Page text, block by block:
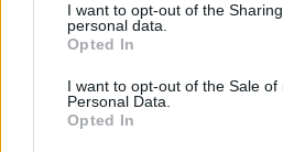
I want to opt-out of the
personal data.
Opted In
I want to opt-out of the Sale of
Personal Data.
Opted In